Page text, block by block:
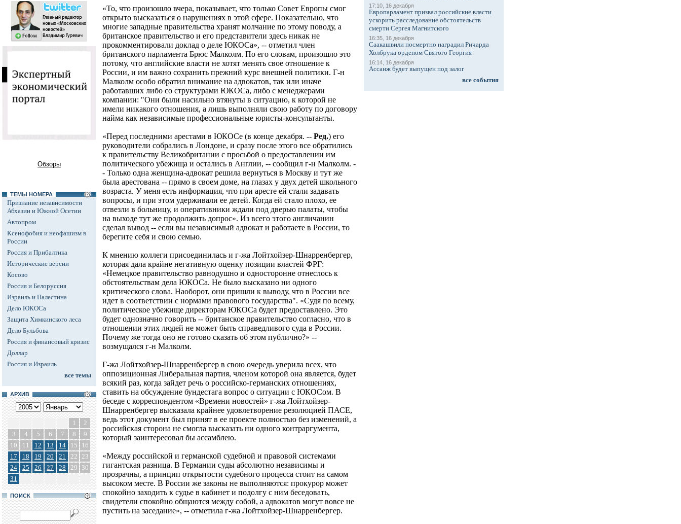
Обзоры
ТЕМЫ НОМЕРА
Признание независимости
Абхазии и Южной Осетии
Автопром
Ксенофобия и неофашизм в
России
Россия и Прибалтика
Исторические версии
Косово
Россия и Белоруссия
Израиль и Палестина
Дело ЮКОСа
Защита Химкинского леса
Дело Бульбова
Россия и финансовый кризис
Доллар
Россия и Израиль
все темы
АРХИВ
1
2
3
4 5 6 7 8
9
10
11 12 13 14 15
16
17
18 19 20 21 22 23
24
25 26 27 28 29
30
31
ПОИСК
«То, что произошло вчера, показывает, что только Совет Европы смог
открыто высказаться о нарушениях в этой сфере. Показательно, что
многие западные правительства хранят молчание по этому поводу, а
британское правительство и его представители здесь никак не
прокомментировали доклад о деле ЮКОСа», -- отметил член
британского парламента Брюс Малколм. По его словам, произошло это
потому, что английские власти не хотят менять свое отношение к
России, и им важно сохранить прежний курс внешней политики. Г-н
Малколм особо обратил внимание на адвокатов, так или иначе
работавших либо со структурами ЮКОСа, либо с менеджерами
компании: "Они были насильно втянуты в ситуацию, к которой не
имели никакого отношения, а лишь выполняли свою работу по договору
найма как независимые профессиональные юристы-консультанты.
«Перед последними арестами в ЮКОСе (в конце декабря. -- Ред.) его
руководители собрались в Лондоне, и сразу после этого все обратились
к правительству Великобритании с просьбой о предоставлении им
политического убежища и остались в Англии, -- сообщил г-н Малколм. -
- Только одна женщина-адвокат решила вернуться в Москву и тут же
была арестована -- прямо в своем доме, на глазах у двух детей школьного
возраста. У меня есть информация, что при аресте ей стали задавать
вопросы, и при этом удерживали ее детей. Когда ей стало плохо, ее
отвезли в больницу, и оперативники ждали под дверью палаты, чтобы
на выходе тут же продолжить допрос». Из всего этого англичанин
сделал вывод -- если вы независимый адвокат и работаете в России, то
берегите себя и свою семью.
К мнению коллеги присоединилась и г-жа Лойтхойзер-Шнарренбергер,
которая дала крайне негативную оценку позиции властей ФРГ:
«Немецкое правительство равнодушно и односторонне отнеслось к
обстоятельствам дела ЮКОСа. Не было высказано ни одного
критического слова. Наоборот, они пришли к выводу, что в России все
идет в соответствии с нормами правового государства". «Судя по всему,
политическое убежище директорам ЮКОСа будет предоставлено. Это
будет однозначно говорить -- британское правительство согласно, что в
отношении этих людей не может быть справедливого суда в России.
Почему же тогда оно не готово сказать об этом публично?» --
возмущался г-н Малколм.
Г-жа Лойтхойзер-Шнарренбергер в свою очередь уверила всех, что
оппозиционная Либеральная партия, членом которой она является, будет
всякий раз, когда зайдет речь о российско-германских отношениях,
ставить на обсуждение бундестага вопрос о ситуации с ЮКОСом. В
беседе с корреспондентом «Времени новостей» г-жа Лойтхойзер-
Шнарренбергер высказала крайнее удовлетворение резолюцией ПАСЕ,
ведь этот документ был принят в ее проекте полностью без изменений, а
российская сторона не смогла высказать ни одного контраргумента,
который заинтересовал бы ассамблею.
«Между российской и германской судебной и правовой системами
гигантская разница. В Германии суды абсолютно независимы и
прозрачны, а принцип открытости судебного процесса стоит на самом
высоком месте. В России же законы не выполняются: прокурор может
спокойно заходить к судье в кабинет и подолгу с ним беседовать,
свидетели спокойно общаются между собой, а адвокатов могут вовсе не
пустить на заседание», -- отметила г-жа Лойтхойзер-Шнарренбергер.
17:10, 16 декабря
Европарламент призвал российские власти
ускорить расследование обстоятельств
смерти Сергея Магнитского
16:35, 16 декабря
Саакашвили посмертно наградил Ричарда
Холбрука орденом Святого Георгия
16:14, 16 декабря
Ассанж будет выпущен под залог
все события